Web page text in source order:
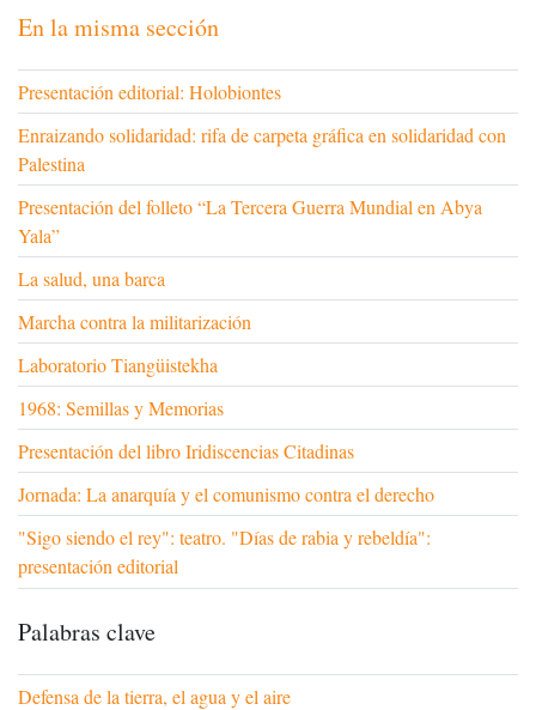
En la misma sección
Presentación editorial: Holobiontes
Enraizando solidaridad: rifa de carpeta gráfica en solidaridad con
Palestina
Presentación del folleto “La Tercera Guerra Mundial en Abya
Yala”
La salud, una barca
Marcha contra la militarización
Laboratorio Tiangüistekha
1968: Semillas y Memorias
Presentación del libro Iridiscencias Citadinas
Jornada: La anarquía y el comunismo contra el derecho
"Sigo siendo el rey": teatro. "Días de rabia y rebeldía":
presentación editorial
Palabras clave
Defensa de la tierra, el agua y el aire